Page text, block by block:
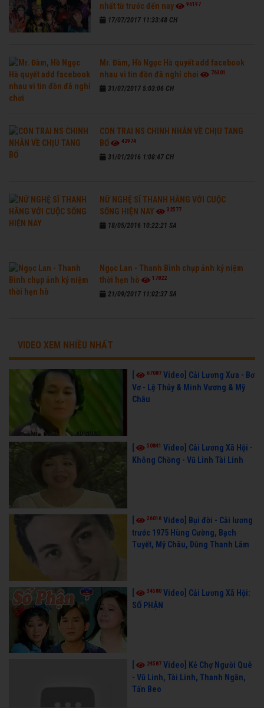
nhất từ trước đến nay
96197
17/07/2017 11:33:48 CH
Mr. Đàm, Hồ Ngọc Hà quyết add facebook
nhau vì tin đồn đã nghỉ chơi
76301
31/07/2017 5:03:06 CH
CON TRAI NS CHINH NHẪN VỀ CHỊU TANG
BỐ
42974
31/01/2016 1:08:47 CH
NỮ NGHỆ SĨ THANH HẰNG VỚI CUỘC
SỐNG HIỆN NAY
32577
18/05/2016 10:22:21 SA
Ngọc Lan - Thanh Bình chụp ảnh kỷ niệm
thời hẹn hò
17822
21/09/2017 11:02:37 SA
VIDEO XEM NHIỀU NHẤT
67087 Video] Cải Lương Xưa - Bơ
Vơ - Lệ Thủy & Minh Vương & Mỹ
Châu
50841 Video] Cải Lương Xã Hội -
Không Chồng - Vũ Linh Tài Linh
36016 Video] Bụi đời - Cải lương
trước 1975 Hùng Cường, Bạch
Tuyết, Mỹ Châu, Dũng Thanh Lâm
[ 34580 Video] Cải Lương Xã Hội:
SỐ PHẬN
24587 Video] Kẻ Chợ Người Quê
- Vũ Linh, Tài Linh, Thanh Ngân,
Tấn Beo